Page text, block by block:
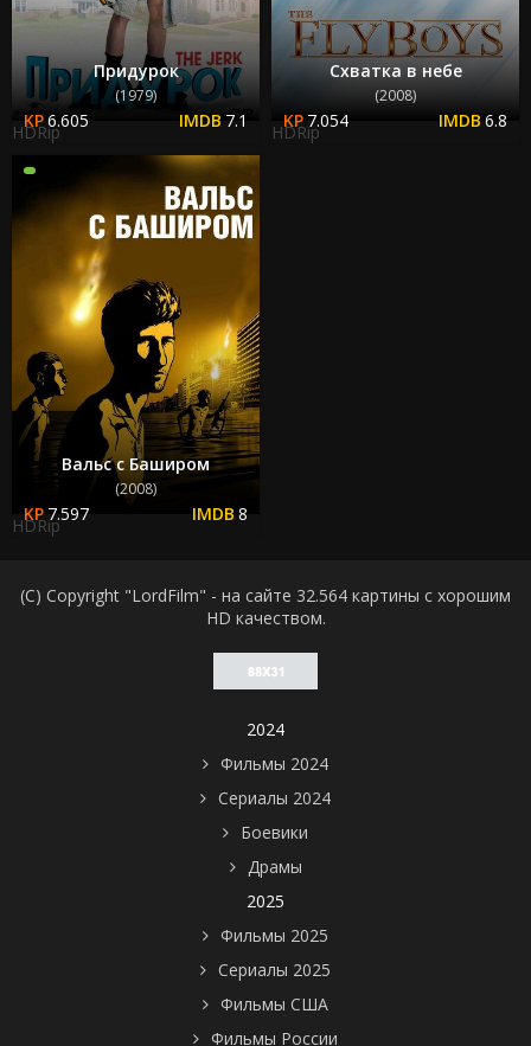
Придурок
(1979)
6.605 7.1
HDRip
Схватка в небе
(2008)
7.054 6.8
HDRip
Вальс с Баширом
(2008)
7.597 8
HDRip
(C) Copyright "LordFilm" - на сайте 32.564 картины с хорошим
HD качеством.
2024
Фильмы 2024
Сериалы 2024
Боевики
Драмы
2025
Фильмы 2025
Сериалы 2025
Фильмы США
Фильмы России